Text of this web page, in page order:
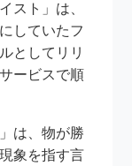
スト」は、
していたフ
としてリリ
ービスで順
は、物が勝
象を指す言